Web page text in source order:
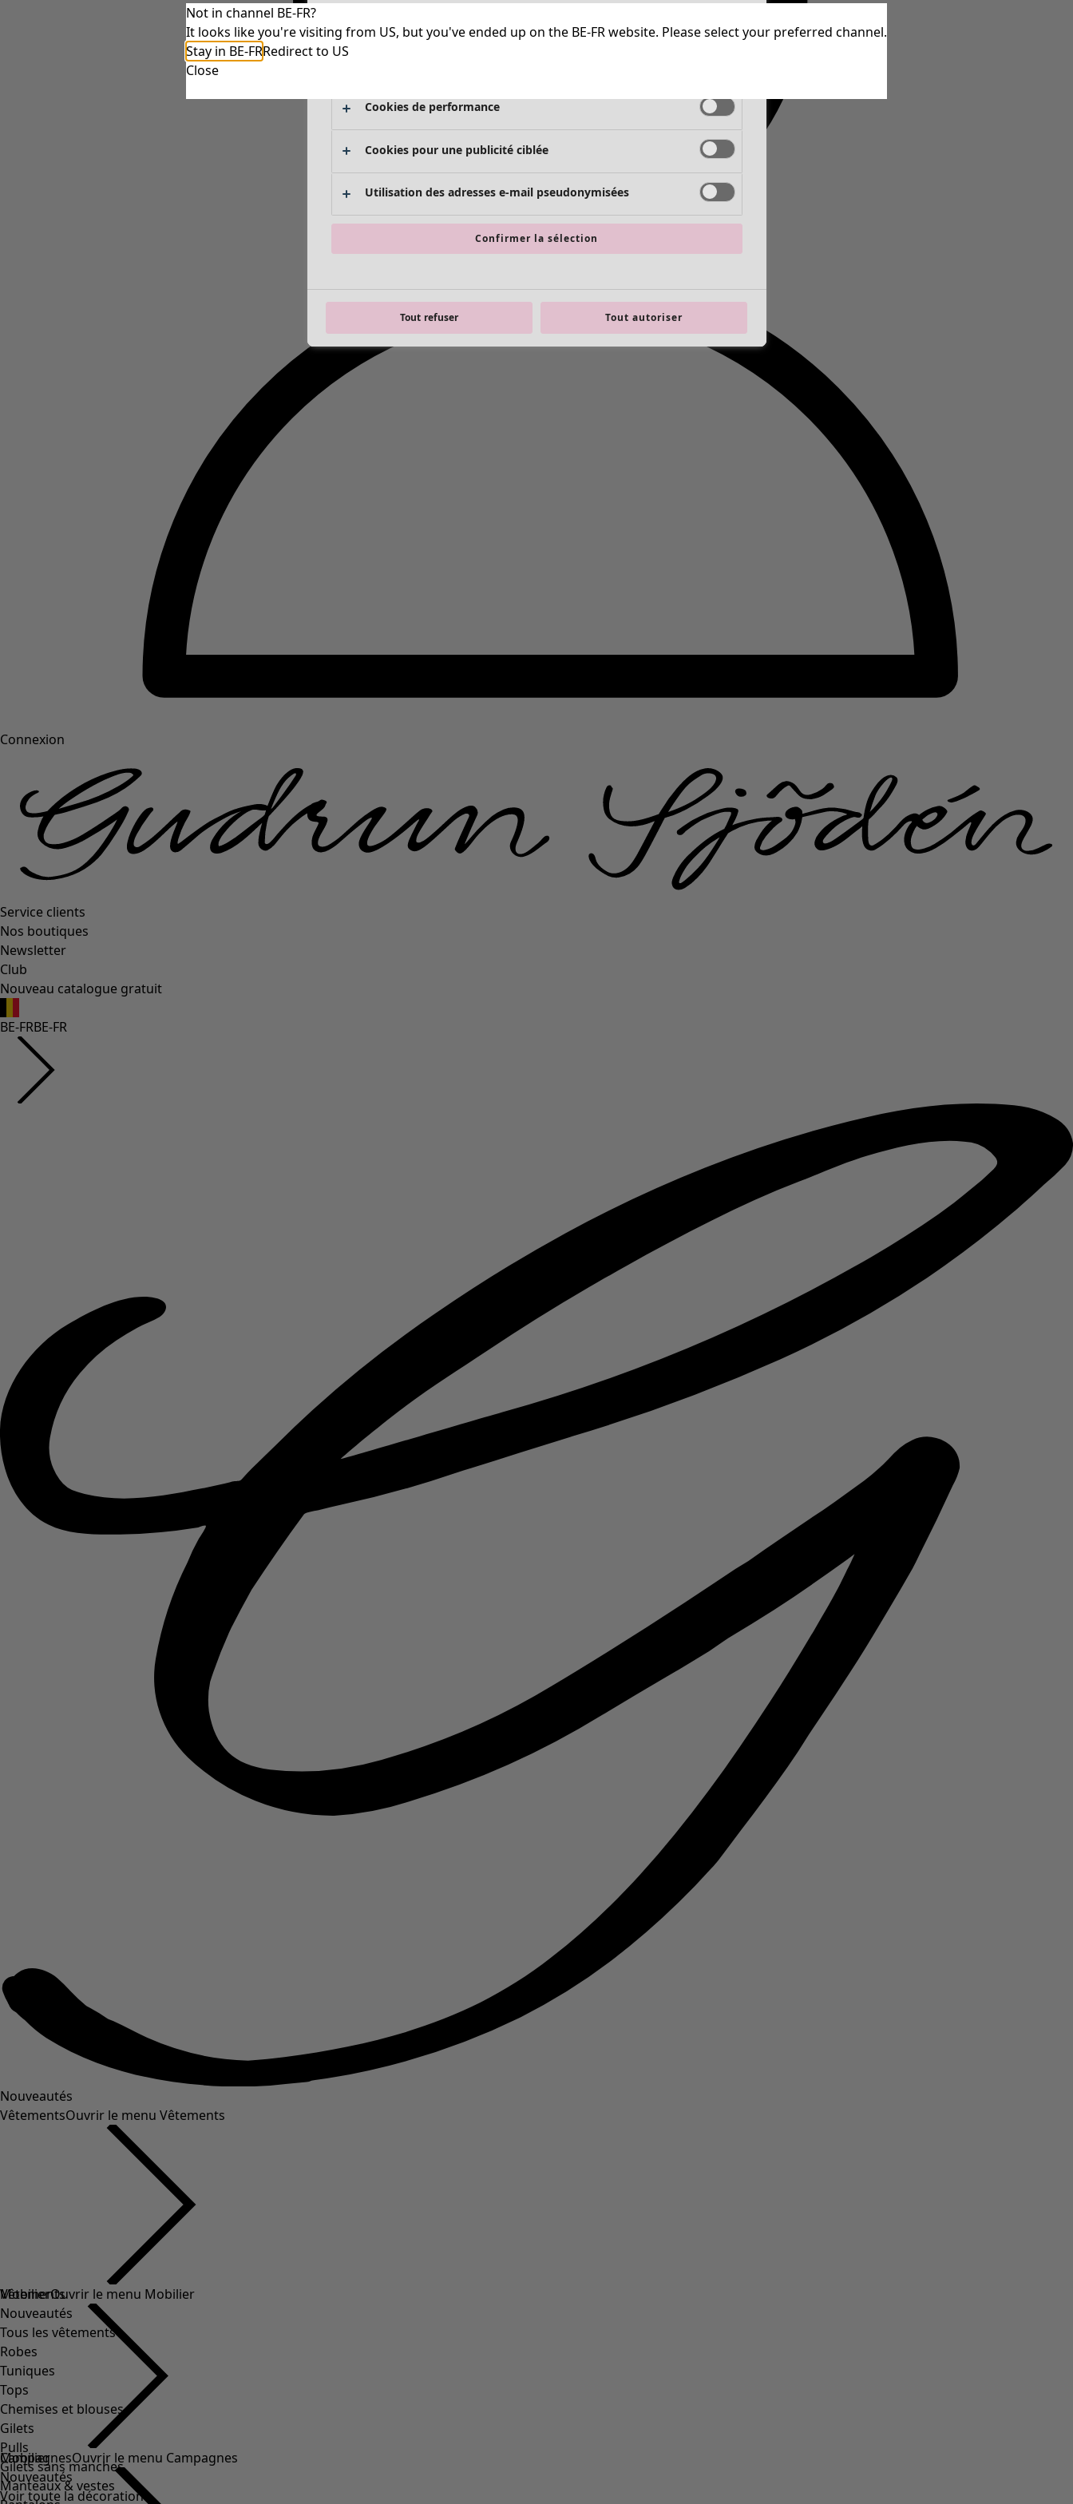
Connexion
Service clients
Nos boutiques
Newsletter
Club
Nouveau catalogue gratuit
BE-FRBE-FR
Nouveautés
VêtementsOuvrir le menu Vêtements
Vêtements
Nouveautés
Tous les vêtements
Robes
Tuniques
Tops
Chemises et blouses
Gilets
Pulls
Gilets sans manches
Manteaux & vestes
MobilierOuvrir le menu Mobilier
Mobilier
Nouveautés
Voir toute la décoration
CampagnesOuvrir le menu Campagnes
Not in channel BE-FR?
It looks like you're visiting from US, but you've ended up on the BE-FR website. Please select your preferred channel.
Stay in BE-FRRedirect to US
Close
Cookies strictement nécessaires Toujours actif
Cookies de performance
Cookies pour une publicité ciblée
Utilisation des adresses e-mail pseudonymisées
Confirmer la sélection
Tout refuser Tout autoriser